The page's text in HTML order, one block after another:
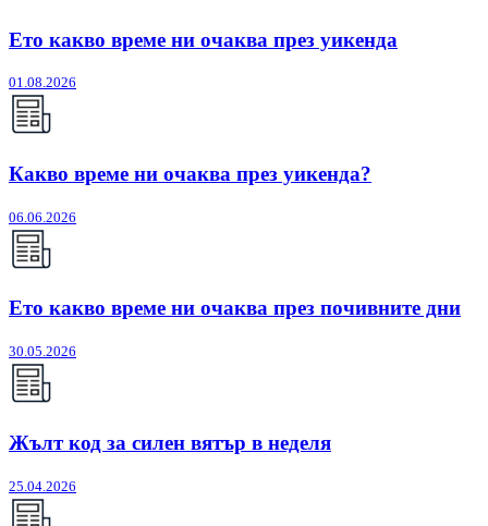
Ето какво време ни очаква през уикенда
01.08.2026
Какво време ни очаква през уикенда?
06.06.2026
Ето какво време ни очаква през почивните дни
30.05.2026
Жълт код за силен вятър в неделя
25.04.2026